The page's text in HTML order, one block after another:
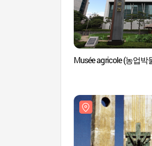
Musée agricole (농업박